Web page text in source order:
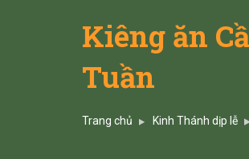
Kiêng ăn
Tuần
Trang chủ Kinh Thánh dịp lễ